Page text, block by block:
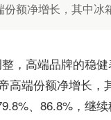
额净增长，其中
，高端品牌的稳
高端份额净增长
、86.8%，继